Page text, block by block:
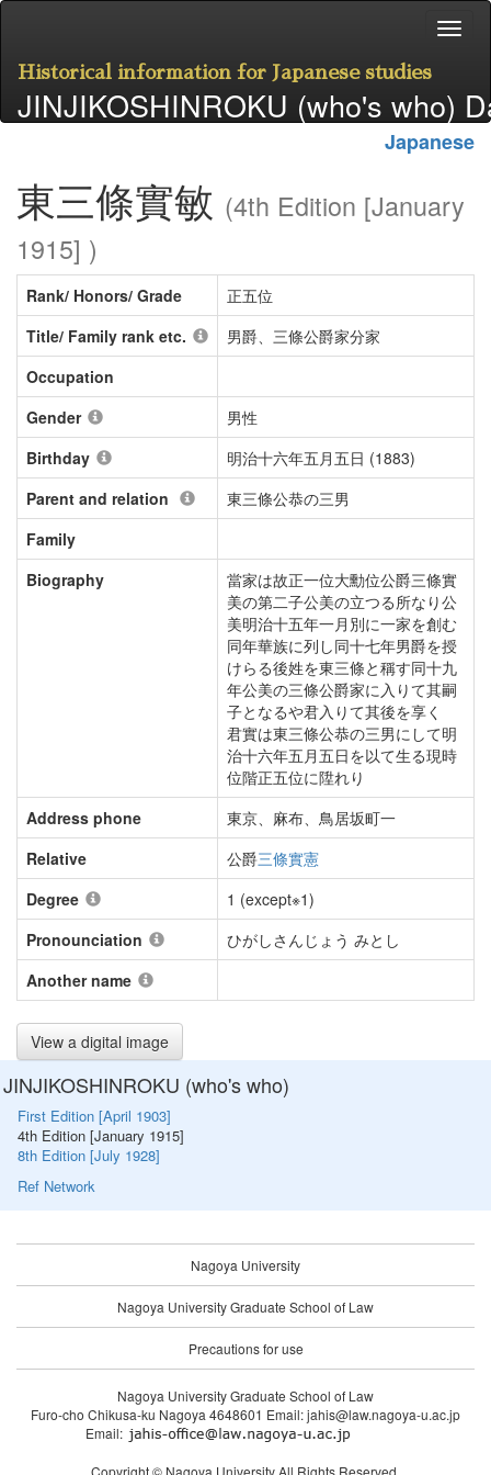
Historical information for Japanese studies
JINJIKOSHINROKU (who's who)
Japanese
東三條實敏 (4th Edition [January
1915] )
Rank/ Honors/ Grade
正五位
Title/ Family rank etc.
男爵、三條公爵家分家
Occupation
Gender
男性
Birthday
明治十六年五月五日 (1883)
Parent and relation
東三條公恭の三男
Family
Biography
當家は故正一位大勳位公爵三條實
美の第二子公美の立つる所なり公
美明治十五年一月別に一家を創む
同年華族に列し同十七年男爵を授
けらる後姓を東三條と稱す同十九
年公美の三條公爵家に入りて其嗣
子となるや君入りて其後を享く
君實は東三條公恭の三男にして明
治十六年五月五日を以て生る現時
位階正五位に陞れり
Address phone
東京、麻布、鳥居坂町一
Relative
公爵三條實憲
Degree
1 (except※1)
Pronounciation
ひがしさんじょう みとし
Another name
View a digital image
JINJIKOSHINROKU (who's who)
First Edition [April 1903]
4th Edition [January 1915]
8th Edition [July 1928]
Ref Network
Nagoya University
Nagoya University Graduate School of Law
Precautions for use
Nagoya University Graduate School of Law
Furo-cho Chikusa-ku Nagoya 4648601 Email: jahis@law.nagoya-u.ac.jp
Email:
Copyright © Nagoya University All Rights Reserved.